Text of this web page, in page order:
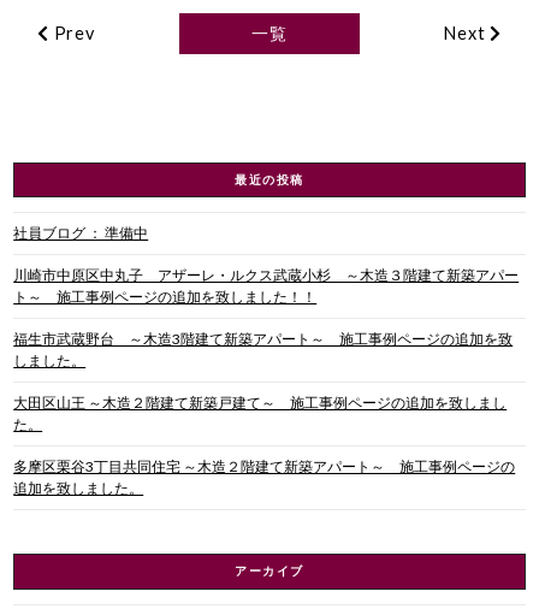
Prev 一覧 Next
最近の投稿
社員ブログ ： 準備中
川崎市中原区中丸子 アザーレ・ルクス武蔵小杉 ～木造３階建て新築アパー
ト～ 施工事例ページの追加を致しました！！
福生市武蔵野台 ～木造3階建て新築アパート～ 施工事例ページの追加を致
しました。
大田区山王 ～木造２階建て新築戸建て～ 施工事例ページの追加を致しまし
た。
多摩区栗谷3丁目共同住宅 ～木造２階建て新築アパート～ 施工事例ページの
追加を致しました。
アーカイブ